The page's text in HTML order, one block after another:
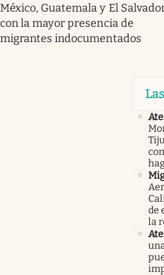
México, Guatemala y El
con la mayor presencia de
migrantes indocumentados
de
la